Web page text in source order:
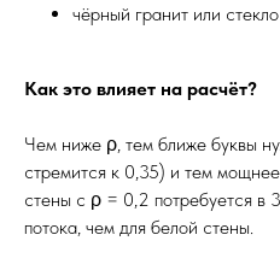
чёрный гранит или
Как это влияет на расчёт?
Чем ниже ρ, тем ближе буквы
стремится к 0,35) и тем
стены с ρ = 0,2 потребуется в
потока, чем для белой стены.